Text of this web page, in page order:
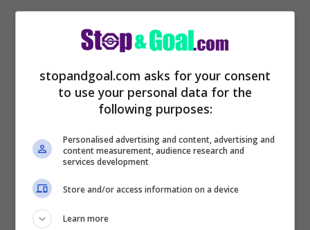
«Ora è arrivato il momento di reagire e
venirne fuori altrimenti tanti di questi
giocatori giocheranno in un’altra categoria,
stopandgoal.com asks for your consent
to use your personal data for the
following purposes:
Personalised advertising and content, advertising and
content measurement, audience research and
services development
Store and/or access information on a device
Learn more